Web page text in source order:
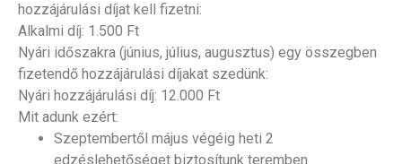
hozzájárulási díjat kell fizetni:
Alkalmi díj: 1.500 Ft
Nyári időszakra (június, július, augusztus) egy összegben
fizetendő hozzájárulási díjakat szedünk:
Nyári hozzájárulási díj: 12.000 Ft
Mit adunk ezért:
Szeptembertől május végéig heti 2
edzéslehetőséget biztosítunk teremben